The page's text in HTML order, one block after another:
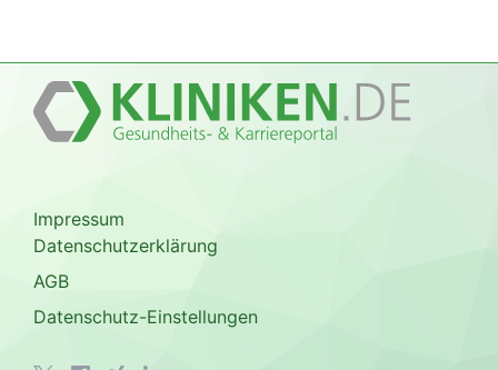
Impressum
Datenschutzerklärung
AGB
Datenschutz-Einstellungen